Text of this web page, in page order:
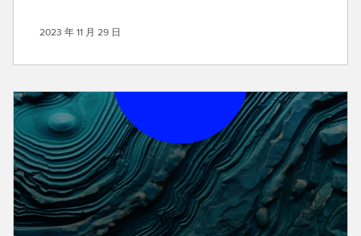
2023 年 11 月 29 日